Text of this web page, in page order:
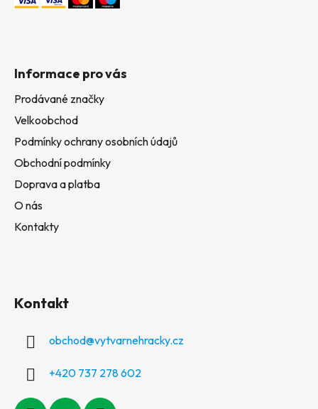
Informace pro vás
Prodávané značky
Velkoobchod
Podmínky ochrany osobních údajů
Obchodní podmínky
Doprava a platba
O nás
Kontakty
Kontakt
obchod@vytvarnehracky.cz
+420 737 278 602